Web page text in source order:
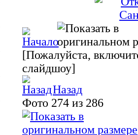
[Пожалуйста,
слайдшоу]
Назад
Фото 274 из 286